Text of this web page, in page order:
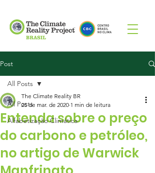
Post
All Posts
Alfabetização Climática
All Posts
Entenda sobre o preço
do carbono e petróleo,
no artigo de Warwick
The Climate Reality BR
25 de mar. de 2020 1 min de leitura